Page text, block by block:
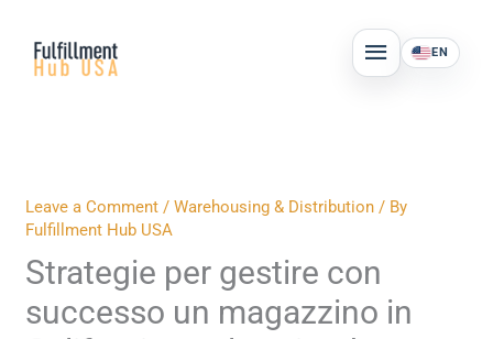
content
MAIN
MENU
EN
Leave a Comment /Warehousing & Distribution / By
Fulfillment Hub USA
Strategie per gestire con
successo un magazzino in